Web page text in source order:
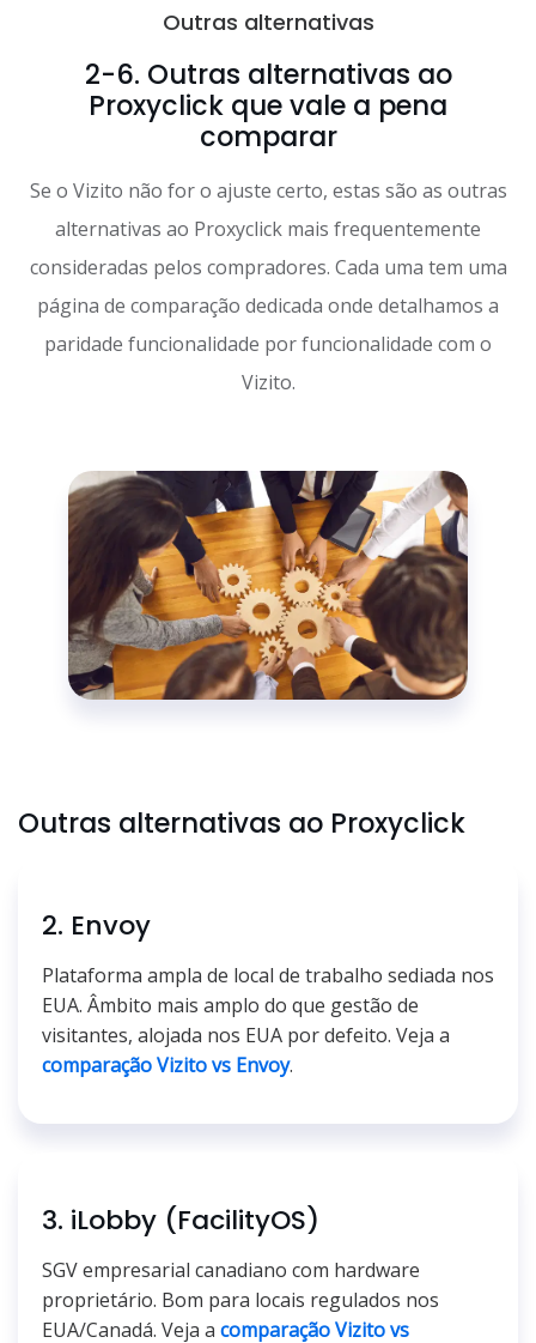
Outras alternativas
2-6. Outras alternativas ao
Proxyclick que vale a pena
comparar
Se o Vizito não for o ajuste certo, estas são as outras
alternativas ao Proxyclick mais frequentemente
consideradas pelos compradores. Cada uma tem uma
página de comparação dedicada onde detalhamos a
paridade funcionalidade por funcionalidade com o
Vizito.
Outras alternativas ao Proxyclick
2. Envoy
Plataforma ampla de local de trabalho sediada nos
EUA. Âmbito mais amplo do que gestão de
visitantes, alojada nos EUA por defeito. Veja a
comparação Vizito vs Envoy.
3. iLobby (FacilityOS)
SGV empresarial canadiano com hardware
proprietário. Bom para locais regulados nos
EUA/Canadá. Veja a comparação Vizito vs